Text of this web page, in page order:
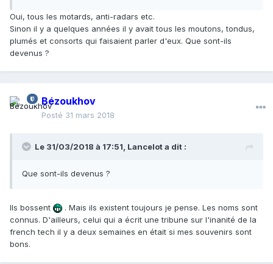
Oui, tous les motards, anti-radars etc.
Sinon il y a quelques années il y avait tous les moutons, tondus,
plumés et consorts qui faisaient parler d'eux. Que sont-ils
devenus ?
Bézoukhov
Posté 31 mars 2018
Le 31/03/2018 à 17:51, Lancelota dit :
Que sont-ils devenus ?
Ils bossent
. Mais ils existent toujours je pense. Les noms sont
connus. D'ailleurs, celui qui a écrit une tribune sur l'inanité de la
french tech il y a deux semaines en était si mes souvenirs sont
bons.